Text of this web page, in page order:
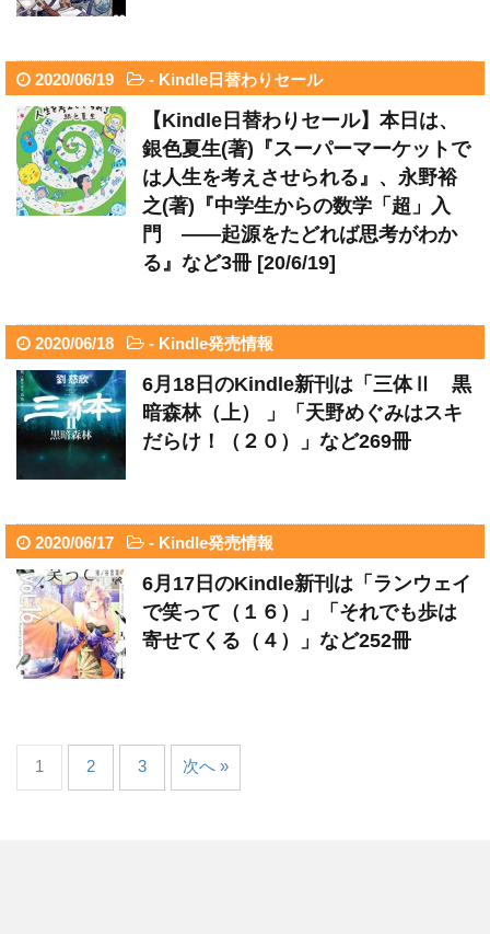
2020/06/19 - Kindle日替わりセール
【Kindle日替わりセール】本日は、
銀色夏生(著)『スーパーマーケットで
は人生を考えさせられる』、永野裕
之(著)『中学生からの数学「超」入
門 ――起源をたどれば思考がわか
る』など3冊 [20/6/19]
2020/06/18 - Kindle発売情報
6月18日のKindle新刊は「三体Ⅱ 黒
暗森林（上） 」「天野めぐみはスキ
だらけ！（２０）」など269冊
2020/06/17 - Kindle発売情報
6月17日のKindle新刊は「ランウェイ
で笑って（１６）」「それでも歩は
寄せてくる（４）」など252冊
1 2 3 次へ »